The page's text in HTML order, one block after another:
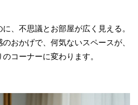
、不思議とお部屋が広く見える。
おかげで、何気ないスペースが、
コーナーに変わります。